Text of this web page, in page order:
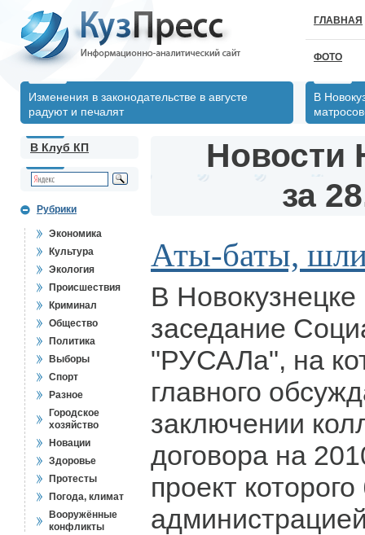
ГЛАВНАЯ
ФОТО
Изменения в законодательстве в августе
радуют и печалят
В
В Клуб КП
Рубрики
Экономика
Культура
Экология
Происшествия
Криминал
Общество
Политика
Выборы
Спорт
Разное
Городское
хозяйство
Новации
Здоровье
Протесты
Погода, климат
Вооружённые
конфликты
Новости
за
Аты-баты,
В
заседание
"РУСАЛа", на
главного
заключении
договора на
проект